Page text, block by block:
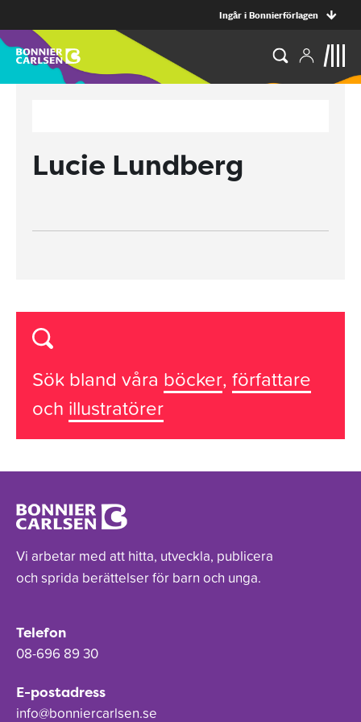
Ingår i Bonnierförlagen
Lucie Lundberg
Sök bland våra böcker, författare
och illustratörer
Vi arbetar med att hitta, utveckla, publicera
och sprida berättelser för barn och unga.
Telefon
08-696 89 30
E-postadress
info@bonniercarlsen.se